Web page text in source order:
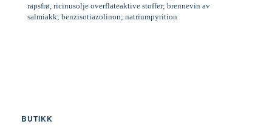
rapsfrø, ricinusolje overflateaktive stoffer; brennevin av
salmiakk; benzisotiazolinon; natriumpyrition
BUTIKK